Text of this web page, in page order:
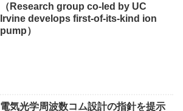
（Research group co-led by UC
Irvine develops first-of-its-kind ion
pump）
電気光学周波数コム設計の指針を提示